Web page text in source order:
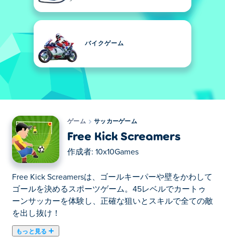
バイクゲーム
ゲーム サッカーゲーム
Free Kick Screamers
作成者: 10x10Games
Free Kick Screamersは、ゴールキーパーや壁をかわして
ゴールを決めるスポーツゲーム。45レベルでカートゥ
ーンサッカーを体験し、正確な狙いとスキルで全ての敵
を出し抜け！
もっと見る